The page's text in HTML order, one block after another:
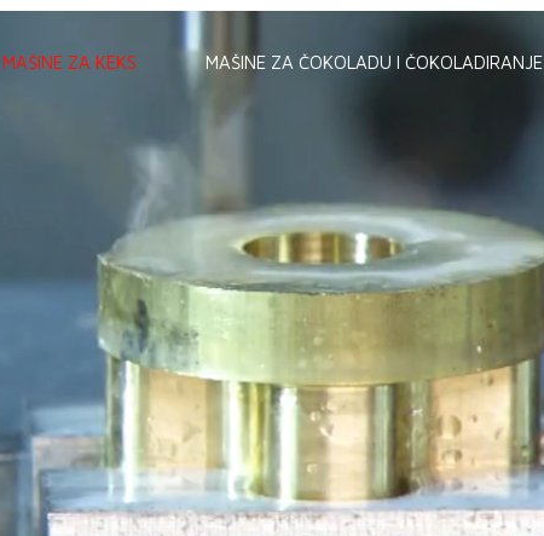
MAŠINE ZA KEKS MAŠINE ZA ČOKOLADU I ČOKOLADIRANJE